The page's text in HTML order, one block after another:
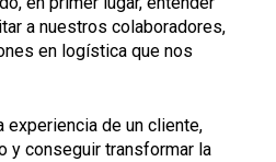
a nuestros colaboradores,
en logística que nos
de un cliente,
y conseguir transformar la